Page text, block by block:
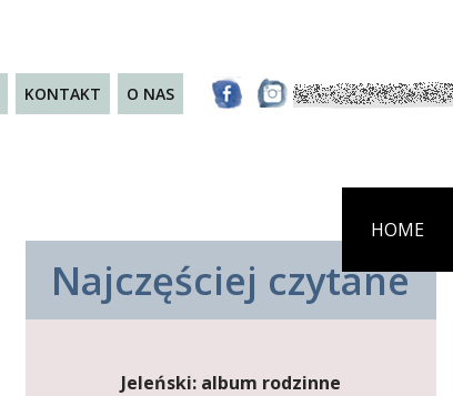
KONTAKT O NAS
HOME
Najczęściej czytane
Jeleński: album rodzinne